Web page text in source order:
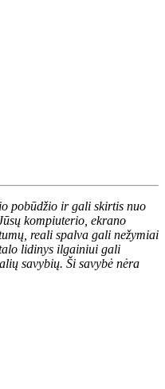
pobūdžio ir gali skirtis nuo
kompiuterio, ekrano
reali spalva gali nežymiai
lidinys ilgainiui gali
savybių. Ši savybė nėra